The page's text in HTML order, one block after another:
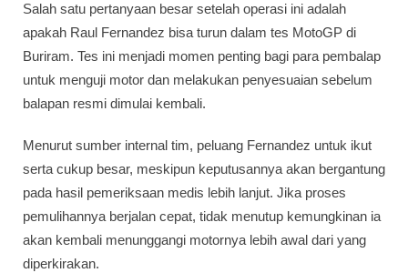
Salah satu pertanyaan besar setelah operasi ini adalah
apakah Raul Fernandez bisa turun dalam tes MotoGP di
Buriram. Tes ini menjadi momen penting bagi para pembalap
untuk menguji motor dan melakukan penyesuaian sebelum
balapan resmi dimulai kembali.
Menurut sumber internal tim, peluang Fernandez untuk ikut
serta cukup besar, meskipun keputusannya akan bergantung
pada hasil pemeriksaan medis lebih lanjut. Jika proses
pemulihannya berjalan cepat, tidak menutup kemungkinan ia
akan kembali menunggangi motornya lebih awal dari yang
diperkirakan.